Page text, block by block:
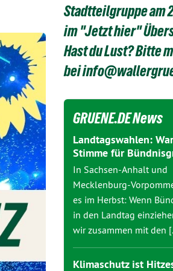
Stadtteilgruppe am
im "Jetzt hier"
Hast du Lust? Bitte
bei info@
GRUENE.DE News
Landtagswahlen:
Stimme für
In Sachsen-Anhalt und
Mecklenburg-
es im Herbst: Wenn
in den Landtag
wir zusammen mit den
Klimaschutz ist